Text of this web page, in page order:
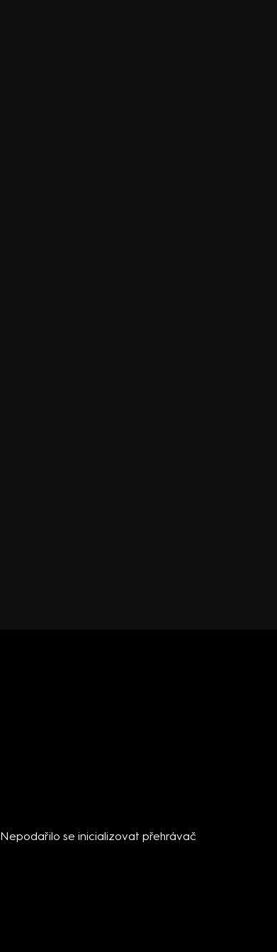
Nepodařilo se inicializovat přehrávač